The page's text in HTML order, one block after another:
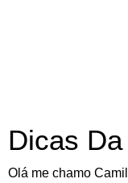
Dicas
Olá me chamo